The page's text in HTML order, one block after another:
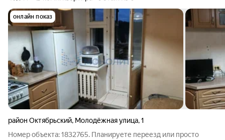
онлайн показ
район Октябрьский, Молодёжная улица,1
Номер объекта: 1832765. Планируете переезд или просто